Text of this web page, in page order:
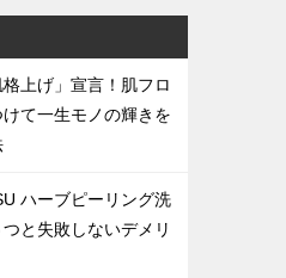
上げ」宣言！肌フロ
て一生モノの輝きを
ハーブピーリング洗
と失敗しないデメリ